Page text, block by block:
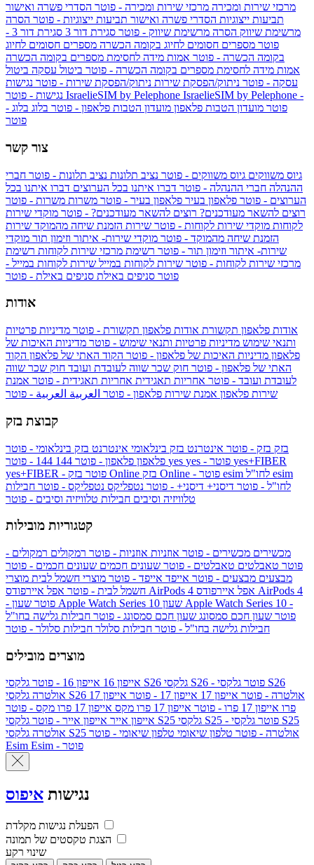
מרכזי שירות ומכירה מרכזי שירות ומכירה - פוטר הסדרי פשרה ואישור
תביעות ייצוגיות הסדרי פשרה ואישור תביעות ייצוגיות - פוטר הסרה
מרשימת שיווק הסרה מרשימת שיווק - פוטר סגירת דור 3
סגירת דור 3 -
פוטר מספרים חסומים לחיוג בקומה הכשרה מספרים חסומים לחיוג
בקומה הכשרה - פוטר אמות מידה לחסימת מספרים בקומה הכשרה
אמות מידה לחסימת מספרים בקומה הכשרה - פוטר ביטול עסקה ביטול
עסקה - פוטר ניתוק/הפסקת שירות ניתוק/הפסקת שירות - פוטר נגישות
IsraelieSIM by Pelephone IsraelieSIM by Pelephone -
פוטר מועדון הטבות פלאפון מועדון הטבות פלאפון - פוטר בלוג בלוג -
פוטר
צור קשר
גיוס משווקים גיוס משווקים - פוטר נציב תלונות נציב תלונות - פוטר חברי
ההנהלה חברי ההנהלה - פוטר דברו איתנו בכל הערוצים דברו איתנו בכל
הערוצים - פוטר פלאפון בעיר פלאפון בעיר - פוטר משרות משרות - פוטר
רוצים להשאר מעודכנים? רוצים להשאר מעודכנים? - פוטר מוקדי שירות
לקוחות מוקדי שירות לקוחות - פוטר שירות הזמנת שיחה מהמוקד שירות
הזמנת שיחה מהמוקד - פוטר מוקדי שירות- איתור וזימון תור מוקדי
שירות- איתור וזימון תור - פוטר רשימת מרכזי שירות לקוחות רשימת
מרכזי שירות לקוחות - פוטר שירות לקוחות במייל שירות לקוחות במייל -
פוטר סניפים באילת סניפים באילת - פוטר
אודות
אודות פלאפון תקשורת אודות פלאפון תקשורת - פוטר מדיניות פרטיות
ותנאי שימוש מדיניות פרטיות ותנאי שימוש - פוטר מדיניות האיכות של
פלאפון מדיניות האיכות של פלאפון - פוטר הקוד האתי של פלאפון הקוד
האתי של פלאפון - פוטר חוק שכר שווה לעובדת ועובד חוק שכר שווה
לעובדת ועובד - פוטר אחריות תאגידית אחריות תאגידית - פוטר אמנת
שירות פלאפון אמנת שירות פלאפון - פוטר العربية العربية - פוטר
קבוצת בזק
בזק בזק - פוטר אינטרנט בזק בינלאומי אינטרנט בזק בינלאומי - פוטר
פלאפון פלאפון - פוטר 144 yes
yes+FIBER
yes+FIBER - פוטר בזק Online
esim
לחו"ל - פוטר דיסני+ דיסני+ - פוטר נטפליקס נטפליקס - פוטר חבילות
טלוויזיה וסיבים חבילות טלוויזיה וסיבים - פוטר
קטגוריות מובילות
מכשירים מכשירים - פוטר אוזניות אוזניות - פוטר רמקולים רמקולים -
פוטר טאבלטים טאבלטים - פוטר שעונים חכמים שעונים חכמים - פוטר
מבצעים מבצעים - פוטר אייפד אייפד - פוטר מוצרי חשמל לבית מוצרי
חשמל לבית - פוטר אפל איירפודס AirPods 4 אפל איירפודס AirPods 4
- פוטר שעון Apple Watch Series 10 שעון Apple Watch Series 10 -
פוטר שעון חכם סמסונג שעון חכם סמסונג - פוטר חבילות גלישה בחו"ל
חבילות גלישה בחו"ל - פוטר חבילות סלולר חבילות סלולר - פוטר
מוצרים מובילים
אייפון 16 אייפון 16 - פוטר גלקסי S26 גלקסי S26 - פוטר גלקסי S26
אולטרה
גלקסי S26 אולטרה - פוטר אייפון 17 אייפון 17 - פוטר
אייפון 17
פרו אייפון 17 פרו - פוטר אייפון 17 פרו מקס
אייפון 17 פרו מקס - פוטר
אייפון אייר אייפון אייר - פוטר גלקסי S25 גלקסי S25 - פוטר גלקסי S25
אולטרה
גלקסי S25 אולטרה - פוטר טלפון שיאומי טלפון שיאומי - פוטר
Esim
Esim - פוטר
נגישות איפוס
הפעלת נגישות מקלדת
הצגת טקסטים של תמונה
שינוי רקע